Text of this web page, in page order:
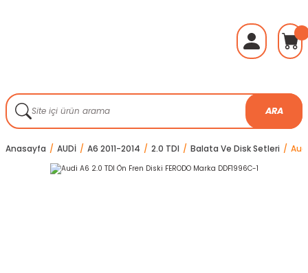
ARA
Anasayfa AUDİ A6 2011-2014 2.0 TDI Balata Ve Disk Setleri